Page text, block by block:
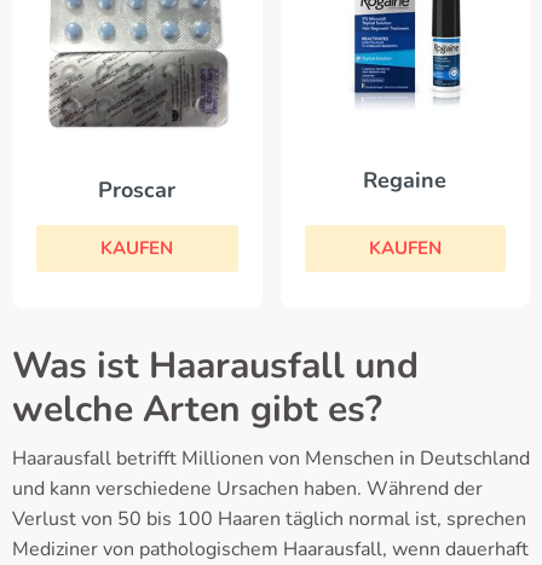
Proscar
KAUFEN
Regaine
KAUFEN
Was ist Haarausfall und
welche Arten gibt es?
Haarausfall betrifft Millionen von Menschen in Deutschland
und kann verschiedene Ursachen haben. Während der
Verlust von 50 bis 100 Haaren täglich normal ist, sprechen
Mediziner von pathologischem Haarausfall, wenn dauerhaft